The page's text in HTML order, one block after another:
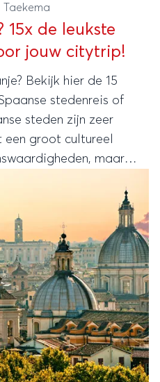
Taekema
15x de leukste
jouw citytrip!
Bekijk hier de 15
stedenreis of
steden zijn zeer
een groot cultureel
maar
en Madrid, maar we
citytrip!